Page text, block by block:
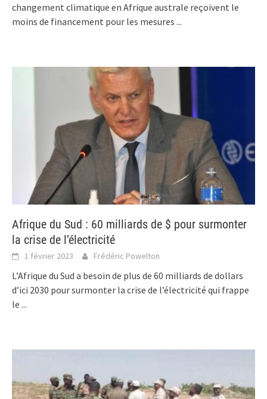
changement climatique en Afrique australe reçoivent le
moins de financement pour les mesures ...
Afrique du Sud : 60 milliards de $ pour surmonter
la crise de l’électricité
1 février 2023 Frédéric Powelton
L’Afrique du Sud a besoin de plus de 60 milliards de dollars
d’ici 2030 pour surmonter la crise de l’électricité qui frappe
le ...